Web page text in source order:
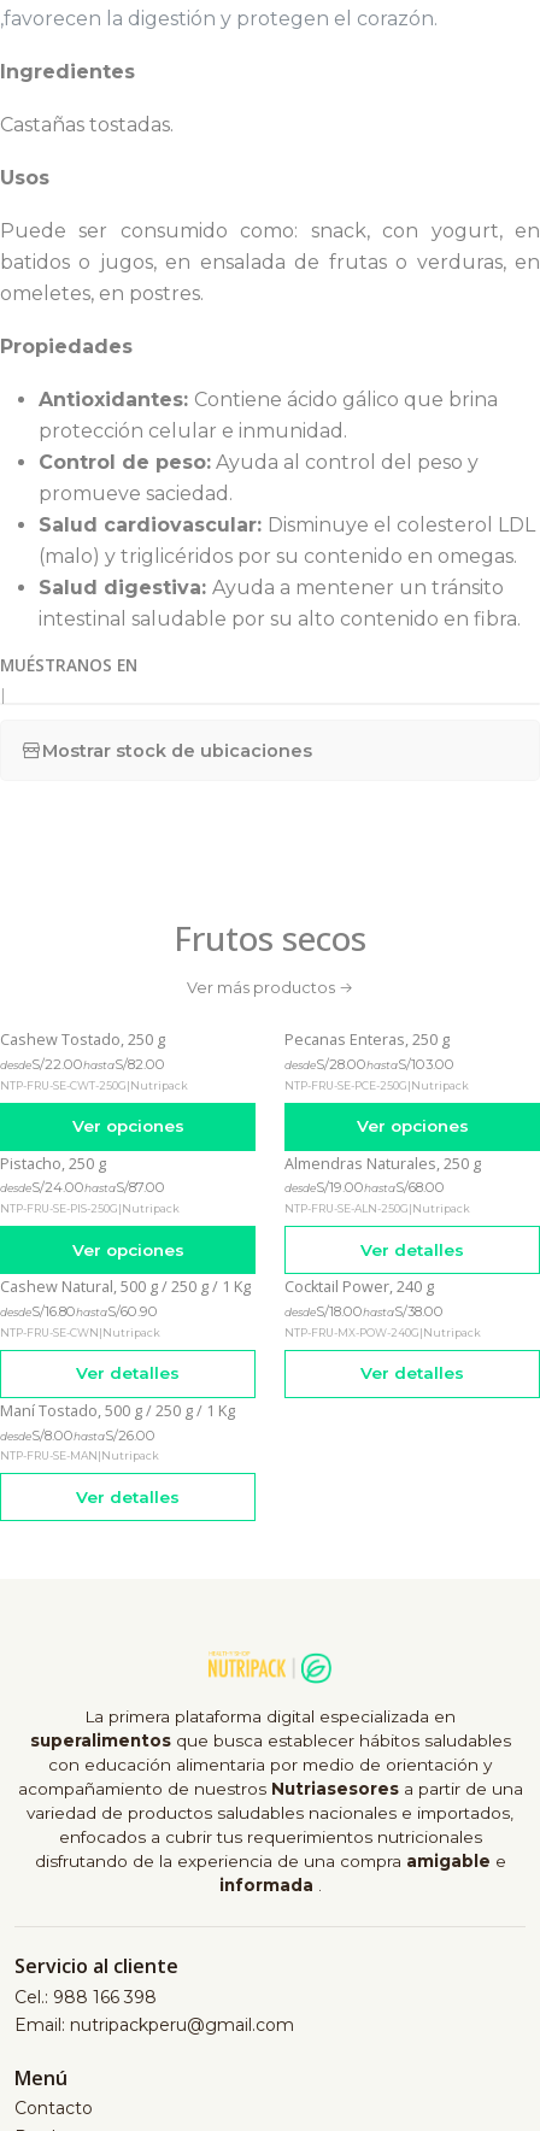
,favorecen la digestión y protegen el corazón.
Ingredientes
Castañas tostadas.
Usos
Puede ser consumido como: snack, con yogurt, en
batidos o jugos, en ensalada de frutas o verduras, en
omeletes, en postres.
Propiedades
Antioxidantes: Contiene ácido gálico que brina
protección celular e inmunidad.
Control de peso: Ayuda al control del peso y
promueve saciedad.
Salud cardiovascular: Disminuye el colesterol LDL
(malo) y triglicéridos por su contenido en omegas.
Salud digestiva: Ayuda a mentener un tránsito
intestinal saludable por su alto contenido en fibra.
MUÉSTRANOS EN
|
Mostrar stock de ubicaciones
Frutos secos
Ver más productos
Cashew Tostado, 250 g
desdeS/22.00hastaS/82.00
NTP-FRU-SE-CWT-250G|Nutripack
Ver opciones
Pecanas Enteras, 250 g
desdeS/28.00hastaS/103.00
NTP-FRU-SE-PCE-250G|Nutripack
Ver opciones
Pistacho, 250 g
desdeS/24.00hastaS/87.00
NTP-FRU-SE-PIS-250G|Nutripack
Ver opciones
Agotado
Almendras Naturales, 250 g
desdeS/19.00hastaS/68.00
NTP-FRU-SE-ALN-250G|Nutripack
Ver detalles
Agotado
Cashew Natural, 500 g / 250 g / 1 Kg
desdeS/16.80hastaS/60.90
NTP-FRU-SE-CWN|Nutripack
Ver detalles
Agotado
Cocktail Power, 240 g
desdeS/18.00hastaS/38.00
NTP-FRU-MX-POW-240G|Nutripack
Ver detalles
Agotado
Maní Tostado, 500 g / 250 g / 1 Kg
desdeS/8.00hastaS/26.00
NTP-FRU-SE-MAN Nutripack
Ver detalles
La primera plataforma digital especializada en
superalimentosque busca establecer hábitos saludables
con educación alimentaria por medio de orientación y
acompañamiento de nuestros Nutriasesores a partir de una
variedad de productos saludables nacionales e importados,
enfocados a cubrir tus requerimientos nutricionales
disfrutando de la experiencia de una compra amigable e
informada .
Servicio al cliente
Cel.: 988 166 398
Email: nutripackperu@gmail.com
Menú
Contacto